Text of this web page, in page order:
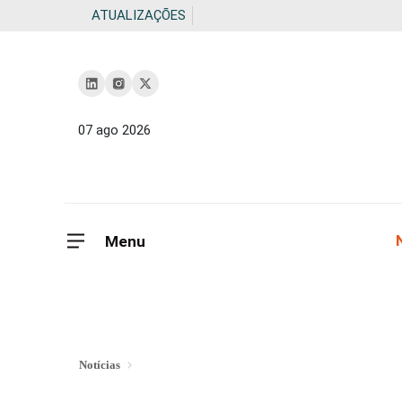
ATUALIZAÇÕES
07 ago 2026
Menu
Notícias